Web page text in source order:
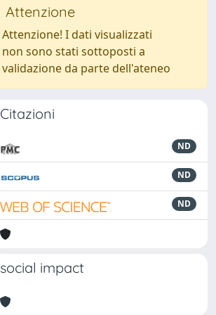
Attenzione
Attenzione! I dati visualizzati
non sono stati sottoposti a
validazione da parte dell'ateneo
Citazioni
ND
ND
ND
social impact